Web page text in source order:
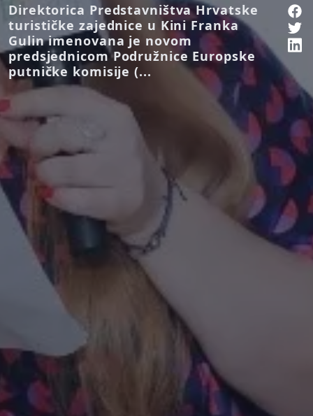
Direktorica Predstavništva Hrvatske
turističke zajednice u Kini Franka
Gulin imenovana je novom
predsjednicom Podružnice Europske
putničke komisije (...